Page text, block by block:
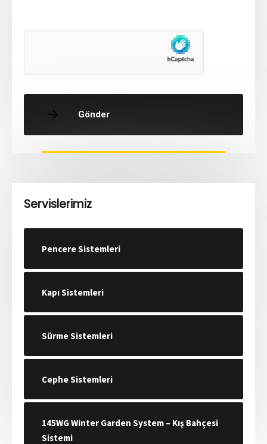
Gönder
Servislerimiz
Pencere Sistemleri
Kapı Sistemleri
Sürme Sistemleri
Cephe Sistemleri
145WG Winter Garden System – Kış Bahçesi
Sistemi